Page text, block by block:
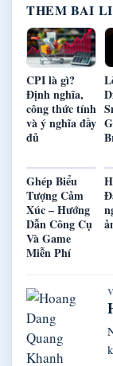
THEM BAI
CPI là gì?
Định nghĩa,
công thức tính
và ý nghĩa đầy
đủ
Ghép Biểu
Tượng Cảm
Xúc – Hướng
Dẫn Công Cụ
Và Game
Miễn Phí